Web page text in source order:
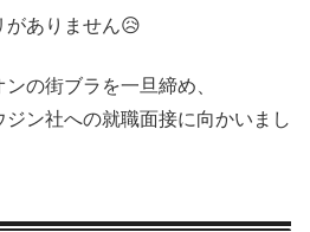
がありません😥
の街ブラを一旦締め、
ン社への就職面接に向かいまし